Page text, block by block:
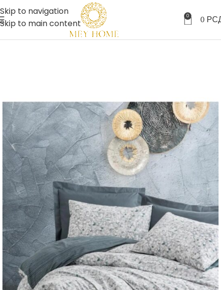
Skip to navigation
Skip to main content
0 0